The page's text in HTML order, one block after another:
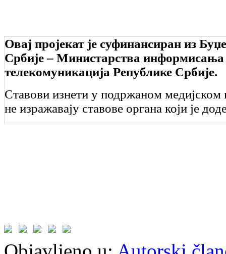
Овај пројекат је суфинансиран из
Србије – Министарства
телекомуникација Републике Србије.
Ставови изнети у подржаном медијском
не изражавају ставове органа који је